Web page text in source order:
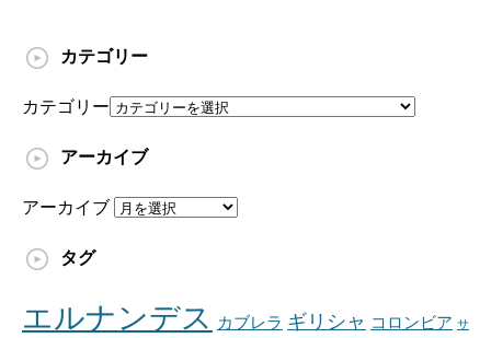
カテゴリー
カテゴリー
アーカイブ
アーカイブ
タグ
エルナンデス カブレラ ギリシャ コロンビア サ